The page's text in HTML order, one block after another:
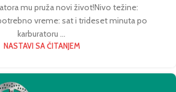
mu pruža novi život!Nivo težine:
potrebno vreme: sat i trideset minuta po
karburatoru ...
NASTAVI SA ČITANJEM